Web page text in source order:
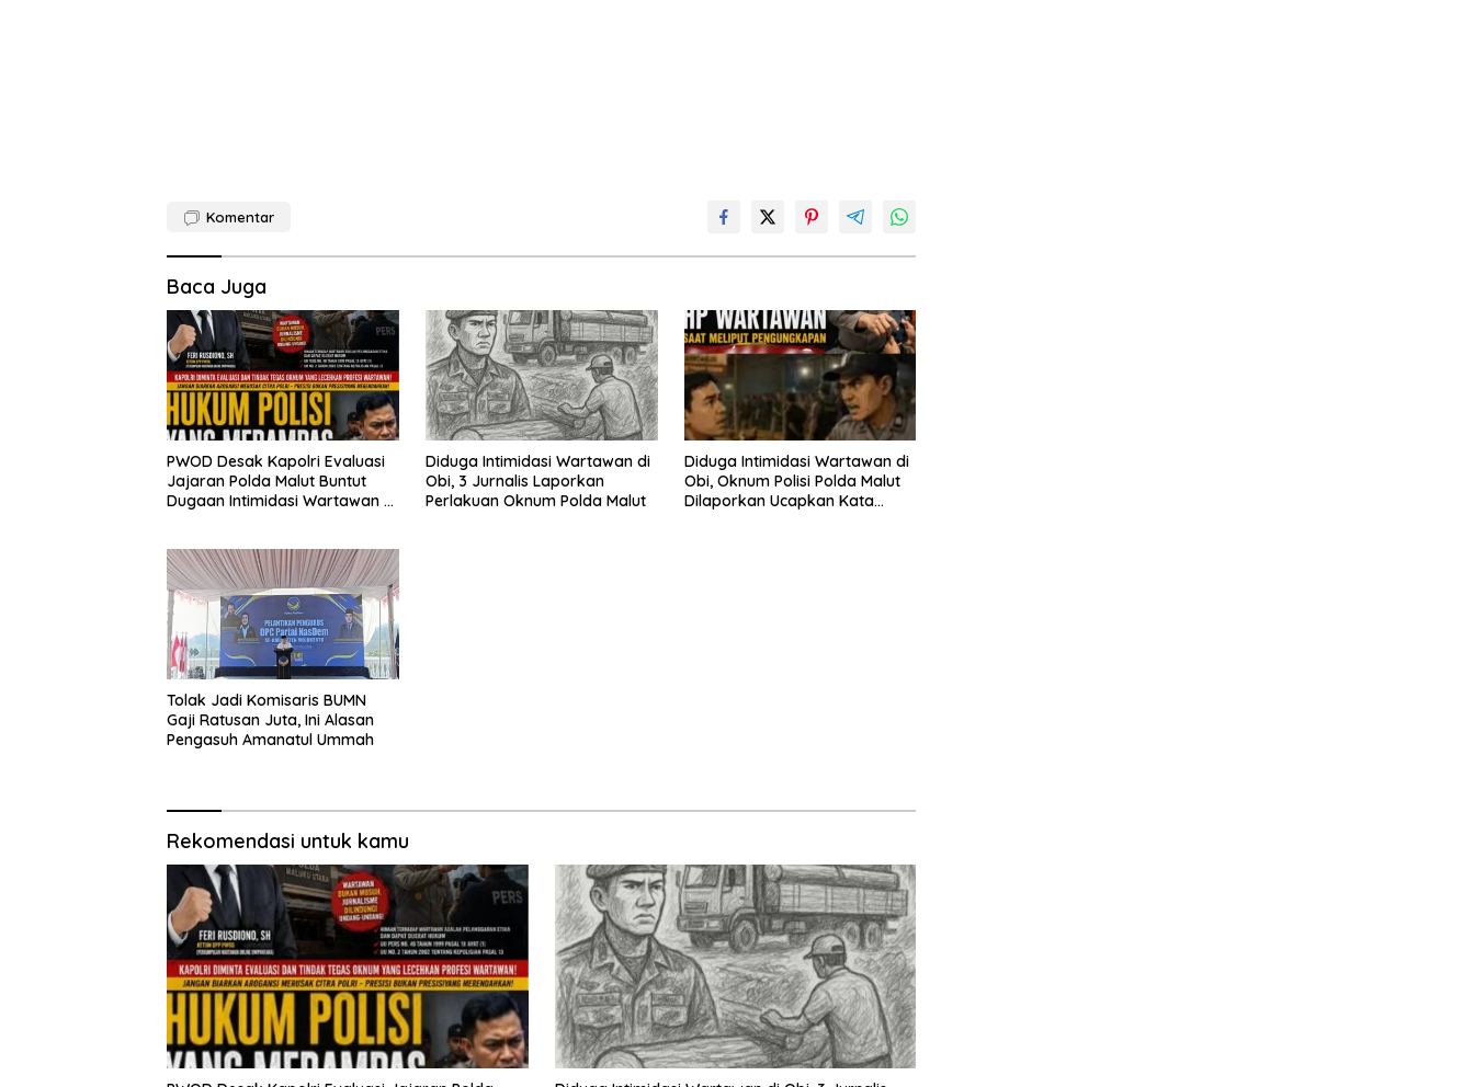
Komentar
Baca Juga
PWOD Desak Kapolri Evaluasi
Jajaran Polda Malut Buntut
Dugaan Intimidasi Wartawan di
Diduga Intimidasi Wartawan di
Obi, 3 Jurnalis Laporkan
Perlakuan Oknum Polda Malut
Diduga Intimidasi Wartawan di
Obi, Oknum Polisi Polda Malut
Dilaporkan Ucapkan Kata
Tolak Jadi Komisaris BUMN
Gaji Ratusan Juta, Ini Alasan
Pengasuh Amanatul Ummah
Rekomendasi untuk kamu